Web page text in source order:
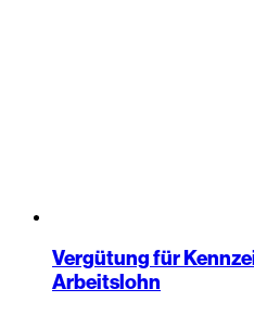
Vergütung für
Arbeitslohn